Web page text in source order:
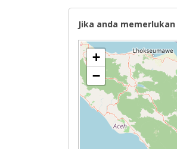
Jika anda